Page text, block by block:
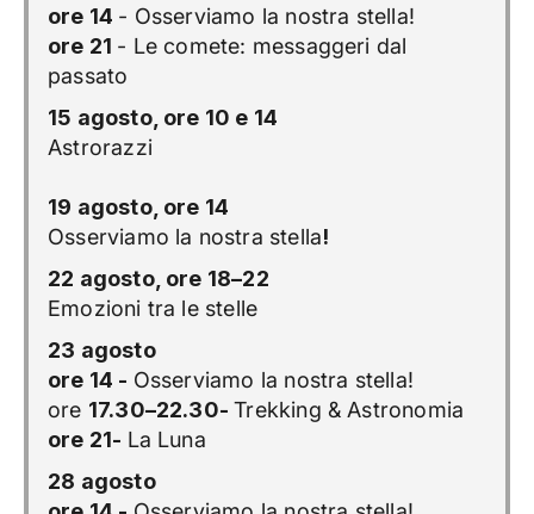
ore 14 - Osserviamo la nostra stella!
ore 21 - Le comete: messaggeri dal
passato
15 agosto, ore 10 e 14
Astrorazzi
19 agosto, ore 14
Osserviamo la nostra stella!
22 agosto, ore 18–22
Emozioni tra le stelle
23 agosto
ore 14 - Osserviamo la nostra stella!
ore 17.30–22.30-Trekking & Astronomia
ore 21- La Luna
28 agosto